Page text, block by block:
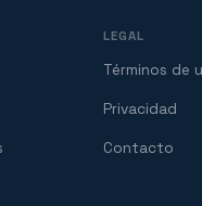
LEGAL
Términos de
Privacidad
Contacto